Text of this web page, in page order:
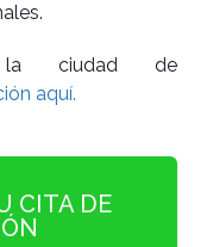
la ciudad de
aquí.
CITA DE